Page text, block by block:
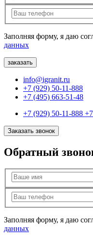
Заполняя форму, я даю
данных
info@igranit.ru
+7 (929) 50-11-888
+7 (495) 663-51-48
+7 (929) 50-11-888
Заказать звонок
Обратный
Заполняя форму, я даю
данных